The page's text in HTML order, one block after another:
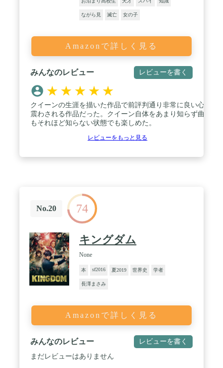
ながら見 滅亡 女の子
Amazonで詳しく見る
みんなのレビュー レビューを書く
★ ★ ★ ★ ★
クイーンの生涯を描いた作品で前評判通り非常に良い心
震わされる作品だった。クイーン自体をあまり知らず曲
もそれほど知らない状態でも楽しめた。
レビューをもっと見る
No.20 74
キングダム
None
本 sf2016 夏2019 世界史 学者
長澤まさみ
Amazonで詳しく見る
みんなのレビュー レビューを書く
まだレビューはありません